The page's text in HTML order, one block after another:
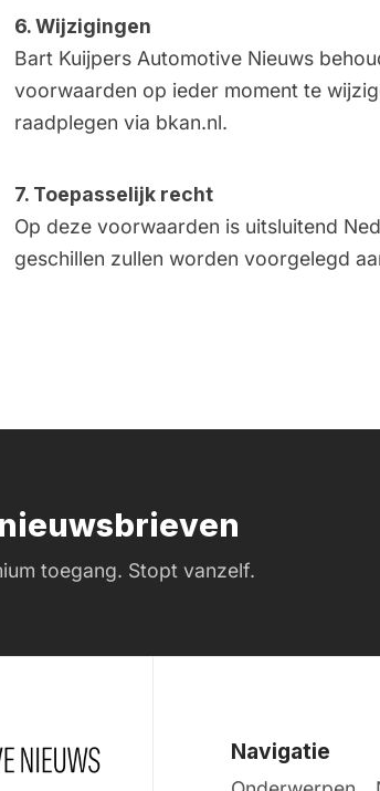
6. Wijzigingen
Bart Kuijpers Automotive Nieuws
voorwaarden op ieder moment te
raadplegen via bkan.nl.
7. Toepasselijk recht
Op deze voorwaarden is uitsluitend
geschillen zullen worden voorgelegd
toegang. Stopt vanzelf.
Navigatie